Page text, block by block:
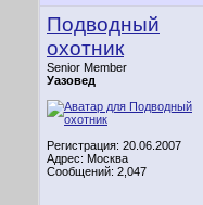
Подводный
охотник
Senior Member
Уазовед
Регистрация: 20.06.2007
Адрес: Москва
Сообщений: 2,047